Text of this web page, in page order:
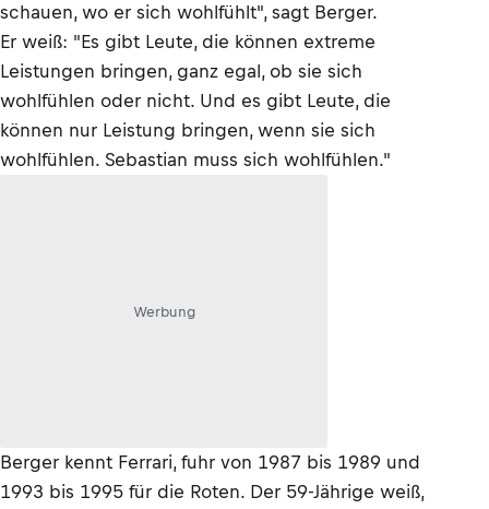
schauen, wo er sich wohlfühlt", sagt Berger.
Er weiß: "Es gibt Leute, die können extreme
Leistungen bringen, ganz egal, ob sie sich
wohlfühlen oder nicht. Und es gibt Leute, die
können nur Leistung bringen, wenn sie sich
wohlfühlen. Sebastian muss sich wohlfühlen."
Werbung
Berger kennt Ferrari, fuhr von 1987 bis 1989 und
1993 bis 1995 für die Roten. Der 59-Jährige weiß,